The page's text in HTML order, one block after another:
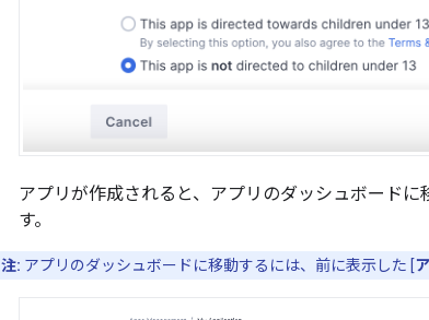
アプリが作成されると、アプリのダッシュボードに
す。
注: アプリのダッシュボードに移動するには、前に表示した [